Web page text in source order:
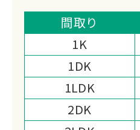
ビスを大切に育んで
終活相談や遺品整
ーム、日々の暮ら
ご依頼のひとつひ
生やご家族の想いが
だからこそ、私たち
てではなく、「大
間取り
1K
1DK
1LDK
2DK